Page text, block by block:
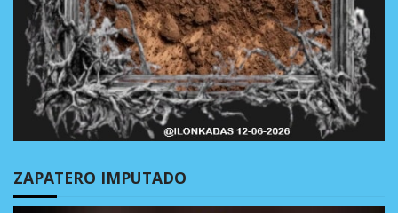
ZAPATERO IMPUTADO